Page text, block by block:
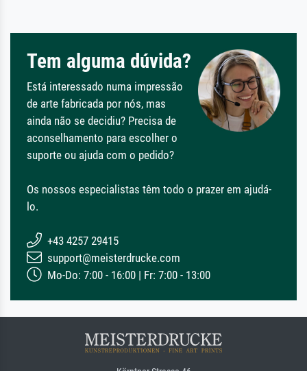
Tem alguma dúvida?
Está interessado numa impressão
de arte fabricada por nós, mas
ainda não se decidiu? Precisa de
aconselhamento para escolher o
suporte ou ajuda com o pedido?
Os nossos especialistas têm todo o prazer em ajudá-
lo.
+43 4257 29415
support@meisterdrucke.com
Mo-Do: 7:00 - 16:00 | Fr: 7:00 - 13:00